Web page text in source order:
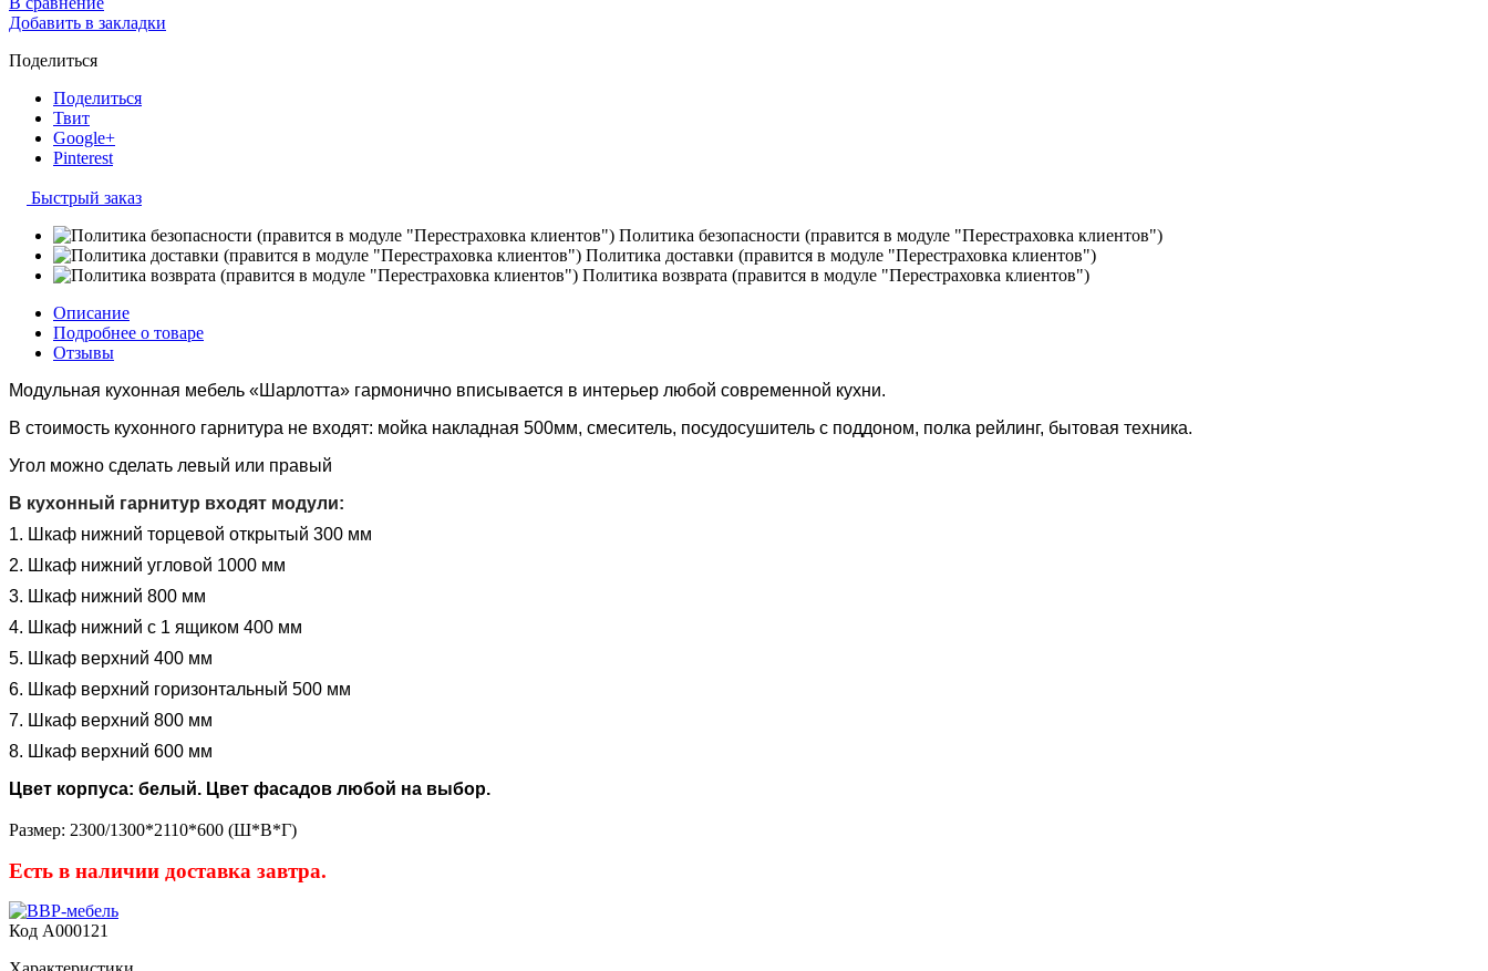
Добавить в закладки
Поделиться
Поделиться
Твит
Google+
Pinterest
Быстрый заказ
Политика безопасности (правится в модуле "Перестраховка клиентов")
Политика доставки (правится в модуле "Перестраховка клиентов")
Политика возврата (правится в модуле "Перестраховка клиентов")
Описание
Подробнее о товаре
Отзывы
Модульная кухонная мебель «Шарлотта» гармонично вписывается в интерьер любой современной кухни.
В стоимость кухонного гарнитура не входят: мойка накладная 500мм, смеситель, посудосушитель с поддоном, полка рейлинг, бытовая техника.
Угол можно сделать левый или правый
В кухонный гарнитур входят модули:
1. Шкаф нижний торцевой открытый 300 мм
2. Шкаф нижний угловой 1000 мм
3. Шкаф нижний 800 мм
4. Шкаф нижний с 1 ящиком 400 мм
5. Шкаф верхний 400 мм
6. Шкаф верхний горизонтальный 500 мм
7. Шкаф верхний 800 мм
8. Шкаф верхний 600 мм
Цвет корпуса: белый. Цвет фасадов любой на выбор.
Размер: 2300/1300*2110*600 (Ш*В*Г)
Есть в наличии доставка завтра.
Код A000121